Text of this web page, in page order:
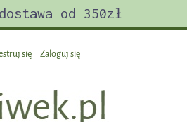
od 350zł
się Zaloguj się